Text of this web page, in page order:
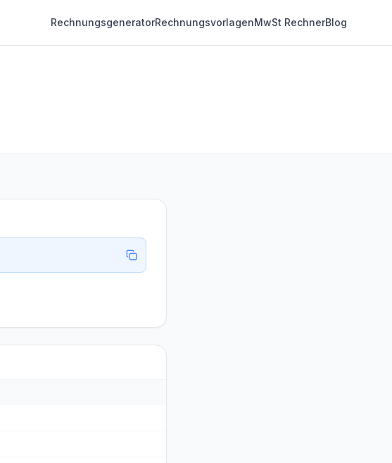
RechnungsgeneratorRechnungsvorlagenMwSt RechnerBlog